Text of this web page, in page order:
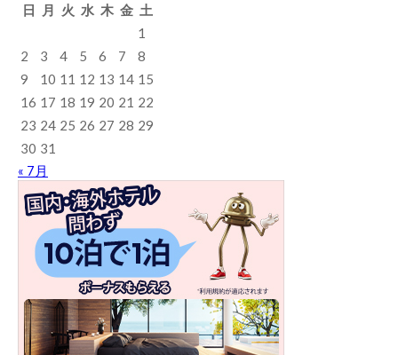
日
月 火 水 木 金 土
1
2
3 4 5 6 7
8
9
10 11 12 13 14 15
16 17 18 19 20 21 22
23 24 25 26 27 28 29
30 31
« 7月